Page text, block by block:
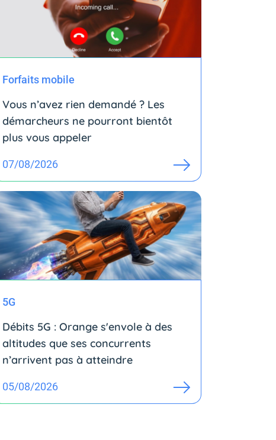
Forfaits mobile
Vous n’avez rien demandé ? Les
démarcheurs ne pourront bientôt
plus vous appeler
07/08/2026
5G
Débits 5G : Orange s'envole à des
altitudes que ses concurrents
n’arrivent pas à atteindre
05/08/2026